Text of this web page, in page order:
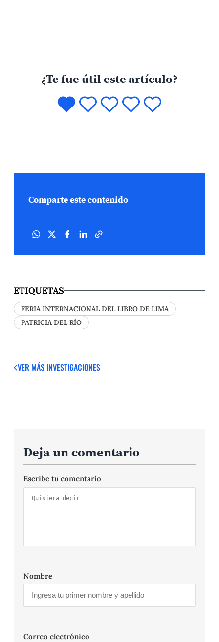
¿Te fue útil este artículo?
Comparte este contenido
ETIQUETAS
FERIA INTERNACIONAL DEL LIBRO DE LIMA
PATRICIA DEL RÍO
VER MÁS INVESTIGACIONES
Deja un comentario
Escribe tu comentario
Nombre
Correo electrónico